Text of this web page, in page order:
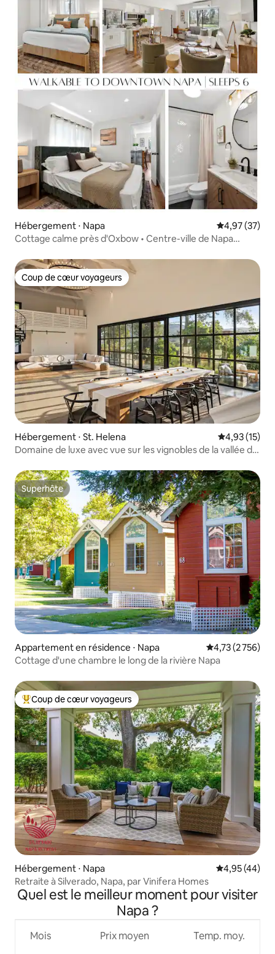
Hébergement ⋅ Napa Évaluation
4,97 (37)
Cottage calme près d'Oxbow • Centre-ville de Napa
Coup de cœur voyageurs
Coup de cœur voyageurs
Hébergement ⋅ St. Helena Évaluation
4,93 (15)
Domaine de luxe avec vue sur les vignobles de la vallée de
Superhôte
Superhôte
Appartement en résidence ⋅ Napa Évaluation
4,73 (2 756)
Cottage d'une chambre le long de la rivière Napa
Coups de cœur voyageurs les plus appréciés
Coup de cœur voyageurs
Hébergement ⋅ Napa Évaluation
4,95 (44)
Retraite à Silverado, Napa, par Vinifera Homes
Quel est le meilleur moment pour visiter
Napa ?
Mois Prix moyen Temp. moy.